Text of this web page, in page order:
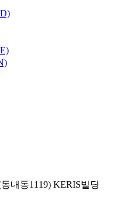
내동1119) KERIS빌딩